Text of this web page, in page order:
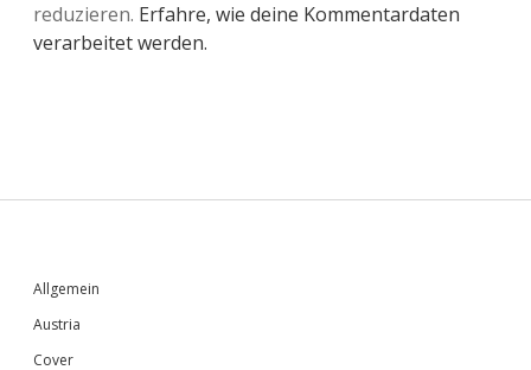
reduzieren. Erfahre, wie deine Kommentardaten
verarbeitet werden.
Sidebar
Allgemein
Austria
Cover